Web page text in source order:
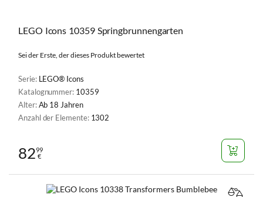
LEGO Icons 10359 Springbrunnengarten
Sei der Erste, der dieses Produkt bewertet
Serie: LEGO® Icons
Katalognummer: 10359
Alter:Ab 18 Jahren
Anzahl der Elemente: 1302
8299
€